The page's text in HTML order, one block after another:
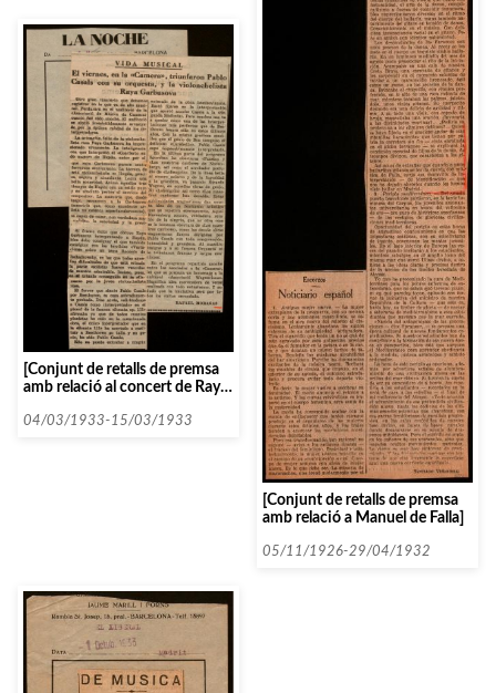
[Conjunt de retalls de premsa
amb relació al concert de Raya
04/03/1933-15/03/1933
[Conjunt de retalls de premsa
amb relació a Manuel de Falla]
05/11/1926-29/04/1932